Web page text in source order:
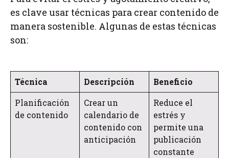
es clave usar técnicas para crear contenido de
manera sostenible. Algunas de estas técnicas
son:
Técnica Descripción
Beneficio
Planificación
de contenido
Crear un
calendario de
contenido con
anticipación
Reduce el
estrés y
permite una
publicación
constante